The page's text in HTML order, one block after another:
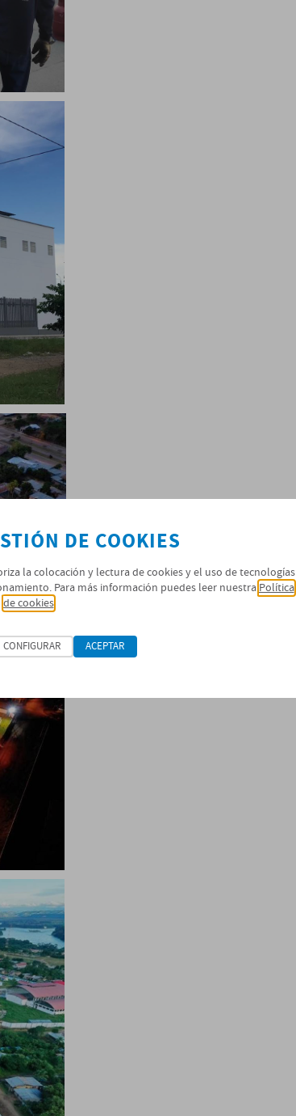
DE COOKIES
la colocación y lectura de cookies y el uso de tecnologías
Para más información puedes leer nuestra Política
de cookies
CONFIGURAR ACEPTAR